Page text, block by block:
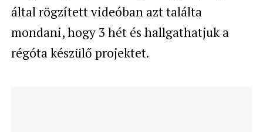
által rögzített videóban azt találta
mondani, hogy 3 hét és hallgathatjuk a
régóta készülő projektet.